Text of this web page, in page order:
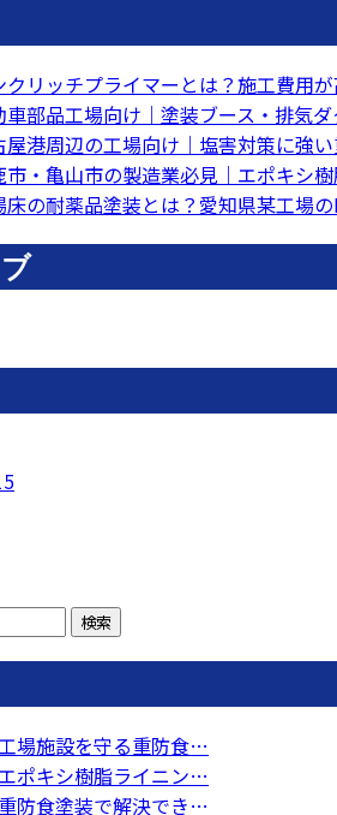
クリッチプライマーとは？施工費用
車部品工場向け｜塗装ブース・排気
屋港周辺の工場向け｜塩害対策に強
市・亀山市の製造業必見｜エポキシ
床の耐薬品塗装とは？愛知県某工場
場施設を守る重防食…
エポキシ樹脂ライニン…
重防食塗装で解決でき…